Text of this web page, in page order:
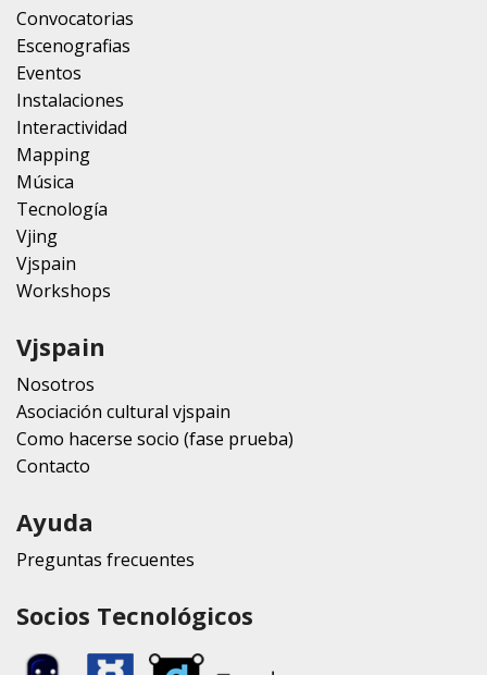
Convocatorias
Escenografias
Eventos
Instalaciones
Interactividad
Mapping
Música
Tecnología
Vjing
Vjspain
Workshops
Vjspain
Nosotros
Asociación cultural vjspain
Como hacerse socio (fase prueba)
Contacto
Ayuda
Preguntas frecuentes
Socios Tecnológicos